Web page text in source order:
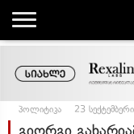
პოლიტიკა 23